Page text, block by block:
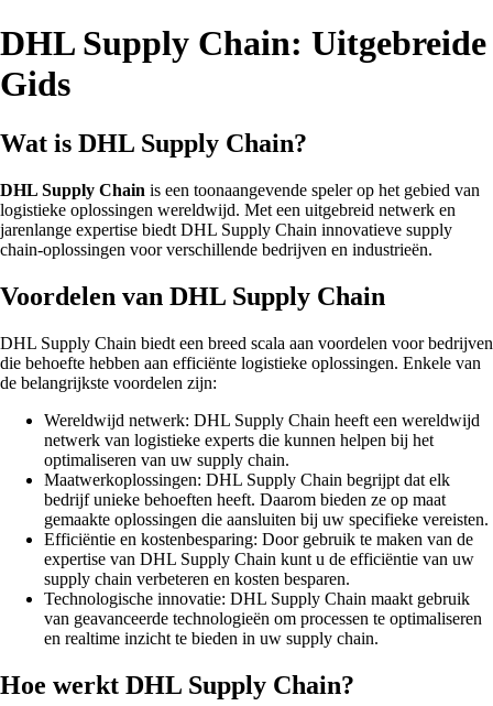
DHL Supply Chain: Uitgebreide
Gids
Wat is DHL Supply Chain?
DHL Supply Chain is een toonaangevende speler op het gebied van
logistieke oplossingen wereldwijd. Met een uitgebreid netwerk en
jarenlange expertise biedt DHL Supply Chain innovatieve supply
chain-oplossingen voor verschillende bedrijven en industrieën.
Voordelen van DHL Supply Chain
DHL Supply Chain biedt een breed scala aan voordelen voor bedrijven
die behoefte hebben aan efficiënte logistieke oplossingen. Enkele van
de belangrijkste voordelen zijn:
Wereldwijd netwerk: DHL Supply Chain heeft een wereldwijd
netwerk van logistieke experts die kunnen helpen bij het
optimaliseren van uw supply chain.
Maatwerkoplossingen: DHL Supply Chain begrijpt dat elk
bedrijf unieke behoeften heeft. Daarom bieden ze op maat
gemaakte oplossingen die aansluiten bij uw specifieke vereisten.
Efficiëntie en kostenbesparing: Door gebruik te maken van de
expertise van DHL Supply Chain kunt u de efficiëntie van uw
supply chain verbeteren en kosten besparen.
Technologische innovatie: DHL Supply Chain maakt gebruik
van geavanceerde technologieën om processen te optimaliseren
en realtime inzicht te bieden in uw supply chain.
Hoe werkt DHL Supply Chain?